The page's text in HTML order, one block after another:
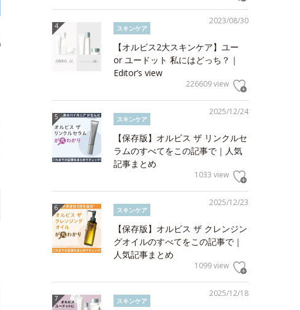
2023/08/30
スキンケア
【オルビス2大スキンケア】ユー
or ユードット 私にはどっち？｜
Editor’s view
226609 view
2025/12/24
スキンケア
【保存版】オルビス ザ リンクルセ
ラムのすべてをこの記事で｜人気
記事まとめ
1033 view
2025/12/23
スキンケア
【保存版】オルビス ザ クレンジン
グオイルのすべてをこの記事で｜
人気記事まとめ
1099 view
2025/12/18
スキンケア